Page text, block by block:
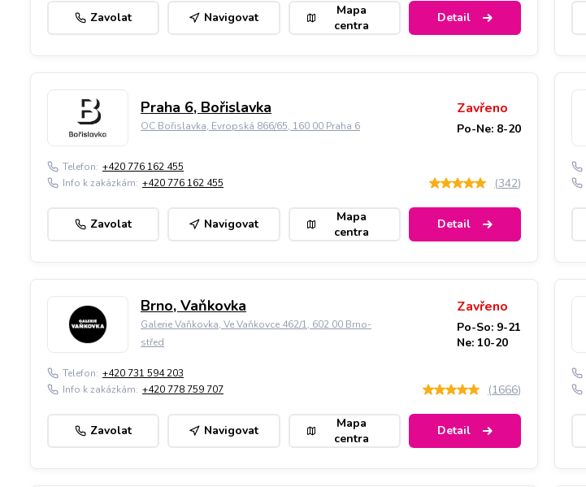
Zavolat Navigovat
Mapa
centra
Detail
Praha 6, Bořislavka
OC Bořislavka, Evropská 866/65, 160 00 Praha 6
Zavřeno
Po-Ne: 8-20
Telefon: +420 776 162 455
Info k zakázkám: +420 776 162 455 (342)
Zavolat Navigovat
Mapa
centra
Detail
Brno, Vaňkovka
Galerie Vaňkovka, Ve Vaňkovce 462/1, 602 00 Brno-
střed
Zavřeno
Po-So: 9-21
Ne: 10-20
Telefon: +420 731 594 203
Info k zakázkám: +420 778 759 707 (1666)
Zavolat Navigovat
Mapa
centra
Detail